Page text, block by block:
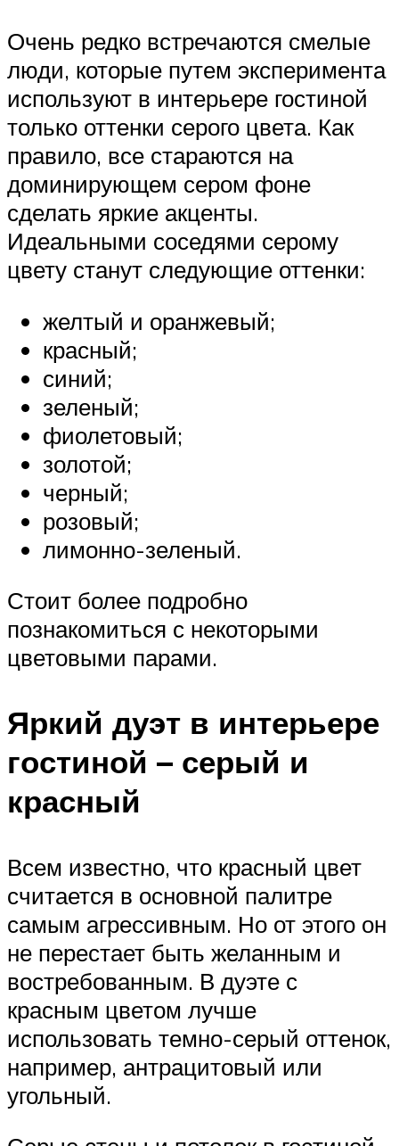
Очень редко встречаются смелые
люди, которые путем эксперимента
используют в интерьере гостиной
только оттенки серого цвета. Как
правило, все стараются на
доминирующем сером фоне
сделать яркие акценты.
Идеальными соседями серому
цвету станут следующие оттенки:
желтый и оранжевый;
красный;
синий;
зеленый;
фиолетовый;
золотой;
черный;
розовый;
лимонно-зеленый.
Стоит более подробно
познакомиться с некоторыми
цветовыми парами.
Яркий дуэт в интерьере
гостиной – серый и
красный
Всем известно, что красный цвет
считается в основной палитре
самым агрессивным. Но от этого он
не перестает быть желанным и
востребованным. В дуэте с
красным цветом лучше
использовать темно-серый оттенок,
например, антрацитовый или
угольный.